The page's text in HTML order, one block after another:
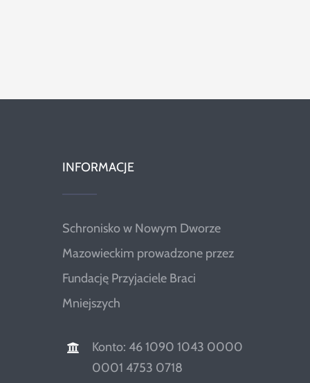
INFORMACJE
Schronisko w Nowym Dworze
Mazowieckim prowadzone przez
Fundację Przyjaciele Braci
Mniejszych
Konto: 46 1090 1043 0000
0001 4753 0718